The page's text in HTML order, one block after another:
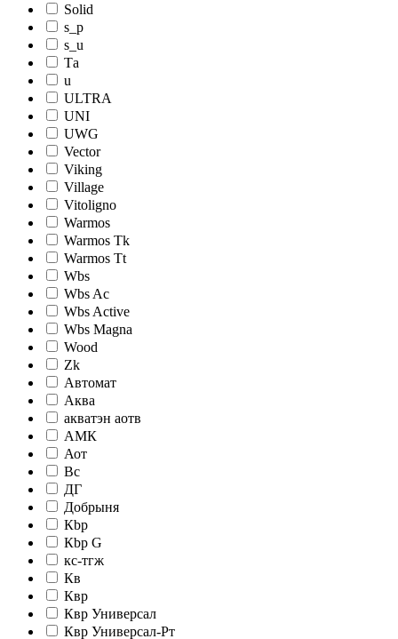
Solid
s_p
s_u
Tа
u
ULTRA
UNI
UWG
Vector
Viking
Village
Vitoligno
Warmos
Warmos Tk
Warmos Tt
Wbs
Wbs Ac
Wbs Active
Wbs Magna
Wood
Zk
Автомат
Аква
акватэн аотв
АМК
Аот
Вс
ДГ
Добрыня
Кbр
Кbр G
кc-тгж
Кв
Квр
Квр Универсал
Квр Универсал-Рт